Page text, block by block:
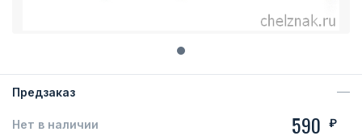
Предзаказ
Нет в наличии 590 ₽